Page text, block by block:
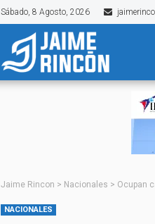
Sábado, 8 Agosto, 2026
Jaime Rincon > Nacionales > Ocupan
NACIONALES